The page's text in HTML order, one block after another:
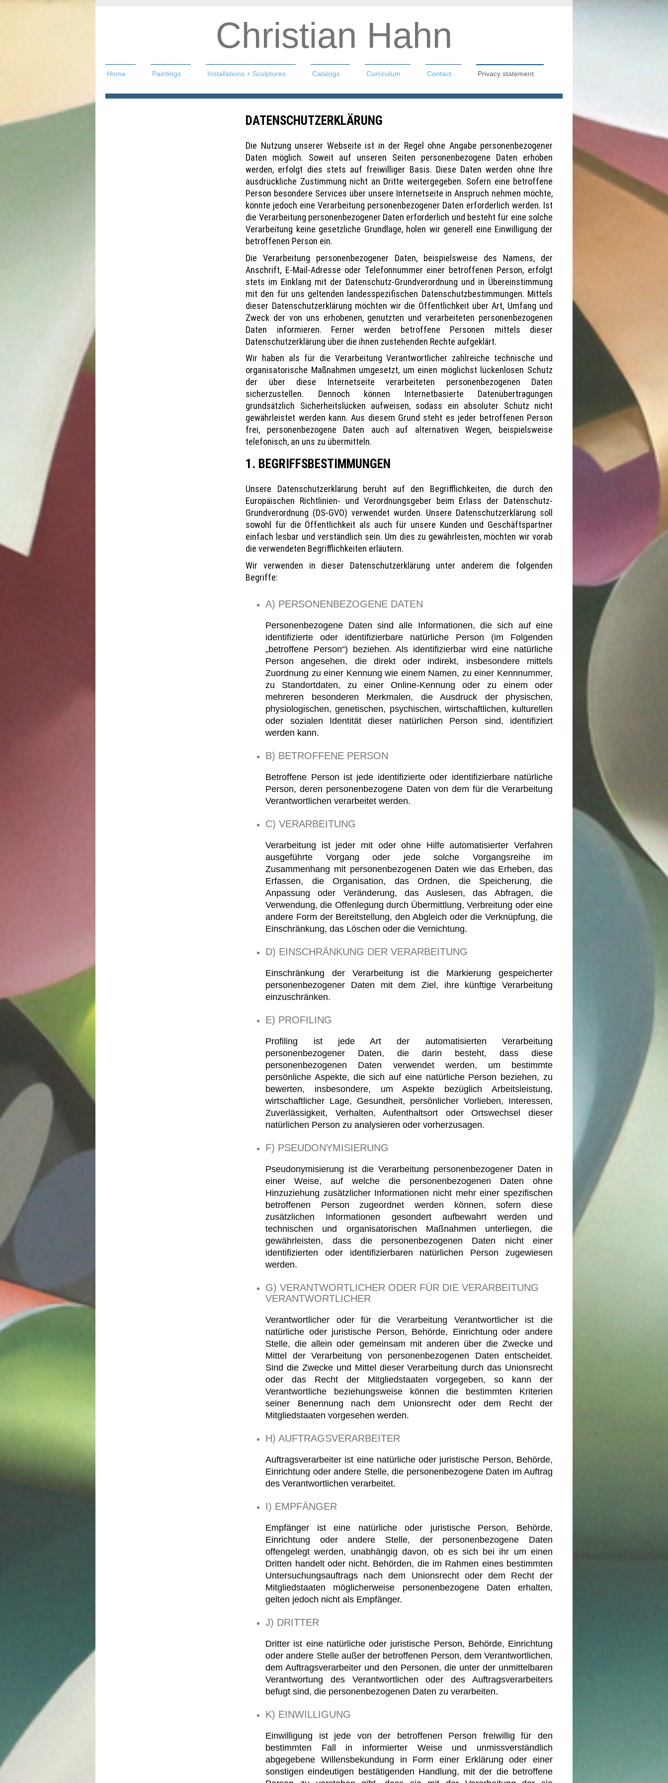
Christian Hahn
Home Paintings Installations + Sculptures Catalogs Curriculum Contact Privacy statement
DATENSCHUTZERKLÄRUNG
Die Nutzung unserer Webseite ist in der Regel ohne Angabe personenbezogener
Daten möglich. Soweit auf unseren Seiten personenbezogene Daten erhoben
werden, erfolgt dies stets auf freiwilliger Basis. Diese Daten werden ohne Ihre
ausdrückliche Zustimmung nicht an Dritte weitergegeben. Sofern eine betroffene
Person besondere Services über unsere Internetseite in Anspruch nehmen möchte,
könnte jedoch eine Verarbeitung personenbezogener Daten erforderlich werden. Ist
die Verarbeitung personenbezogener Daten erforderlich und besteht für eine solche
Verarbeitung keine gesetzliche Grundlage, holen wir generell eine Einwilligung der
betroffenen Person ein.
Die Verarbeitung personenbezogener Daten, beispielsweise des Namens, der
Anschrift, E-Mail-Adresse oder Telefonnummer einer betroffenen Person, erfolgt
stets im Einklang mit der Datenschutz-Grundverordnung und in Übereinstimmung
mit den für uns geltenden landesspezifischen Datenschutzbestimmungen. Mittels
dieser Datenschutzerklärung möchten wir die Öffentlichkeit über Art, Umfang und
Zweck der von uns erhobenen, genutzten und verarbeiteten personenbezogenen
Daten informieren. Ferner werden betroffene Personen mittels dieser
Datenschutzerklärung über die ihnen zustehenden Rechte aufgeklärt.
Wir haben als für die Verarbeitung Verantwortlicher zahlreiche technische und
organisatorische Maßnahmen umgesetzt, um einen möglichst lückenlosen Schutz
der über diese Internetseite verarbeiteten personenbezogenen Daten
sicherzustellen. Dennoch können Internetbasierte Datenübertragungen
grundsätzlich Sicherheitslücken aufweisen, sodass ein absoluter Schutz nicht
gewährleistet werden kann. Aus diesem Grund steht es jeder betroffenen Person
frei, personenbezogene Daten auch auf alternativen Wegen, beispielsweise
telefonisch, an uns zu übermitteln.
1. BEGRIFFSBESTIMMUNGEN
Unsere Datenschutzerklärung beruht auf den Begrifflichkeiten, die durch den
Europäischen Richtlinien- und Verordnungsgeber beim Erlass der Datenschutz-
Grundverordnung (DS-GVO) verwendet wurden. Unsere Datenschutzerklärung soll
sowohl für die Öffentlichkeit als auch für unsere Kunden und Geschäftspartner
einfach lesbar und verständlich sein. Um dies zu gewährleisten, möchten wir vorab
die verwendeten Begrifflichkeiten erläutern.
Wir verwenden in dieser Datenschutzerklärung unter anderem die folgenden
Begriffe:
A) PERSONENBEZOGENE DATEN
Personenbezogene Daten sind alle Informationen, die sich auf eine
identifizierte oder identifizierbare natürliche Person (im Folgenden
„betroffene Person“) beziehen. Als identifizierbar wird eine natürliche
Person angesehen, die direkt oder indirekt, insbesondere mittels
Zuordnung zu einer Kennung wie einem Namen, zu einer Kennnummer,
zu Standortdaten, zu einer Online-Kennung oder zu einem oder
mehreren besonderen Merkmalen, die Ausdruck der physischen,
physiologischen, genetischen, psychischen, wirtschaftlichen, kulturellen
oder sozialen Identität dieser natürlichen Person sind, identifiziert
werden kann.
B) BETROFFENE PERSON
Betroffene Person ist jede identifizierte oder identifizierbare natürliche
Person, deren personenbezogene Daten von dem für die Verarbeitung
Verantwortlichen verarbeitet werden.
C) VERARBEITUNG
Verarbeitung ist jeder mit oder ohne Hilfe automatisierter Verfahren
ausgeführte Vorgang oder jede solche Vorgangsreihe im
Zusammenhang mit personenbezogenen Daten wie das Erheben, das
Erfassen, die Organisation, das Ordnen, die Speicherung, die
Anpassung oder Veränderung, das Auslesen, das Abfragen, die
Verwendung, die Offenlegung durch Übermittlung, Verbreitung oder eine
andere Form der Bereitstellung, den Abgleich oder die Verknüpfung, die
Einschränkung, das Löschen oder die Vernichtung.
D) EINSCHRÄNKUNG DER VERARBEITUNG
Einschränkung der Verarbeitung ist die Markierung gespeicherter
personenbezogener Daten mit dem Ziel, ihre künftige Verarbeitung
einzuschränken.
E) PROFILING
Profiling ist jede Art der automatisierten Verarbeitung
personenbezogener Daten, die darin besteht, dass diese
personenbezogenen Daten verwendet werden, um bestimmte
persönliche Aspekte, die sich auf eine natürliche Person beziehen, zu
bewerten, insbesondere, um Aspekte bezüglich Arbeitsleistung,
wirtschaftlicher Lage, Gesundheit, persönlicher Vorlieben, Interessen,
Zuverlässigkeit, Verhalten, Aufenthaltsort oder Ortswechsel dieser
natürlichen Person zu analysieren oder vorherzusagen.
F) PSEUDONYMISIERUNG
Pseudonymisierung ist die Verarbeitung personenbezogener Daten in
einer Weise, auf welche die personenbezogenen Daten ohne
Hinzuziehung zusätzlicher Informationen nicht mehr einer spezifischen
betroffenen Person zugeordnet werden können, sofern diese
zusätzlichen Informationen gesondert aufbewahrt werden und
technischen und organisatorischen Maßnahmen unterliegen, die
gewährleisten, dass die personenbezogenen Daten nicht einer
identifizierten oder identifizierbaren natürlichen Person zugewiesen
werden.
G) VERANTWORTLICHER ODER FÜR DIE VERARBEITUNG
VERANTWORTLICHER
Verantwortlicher oder für die Verarbeitung Verantwortlicher ist die
natürliche oder juristische Person, Behörde, Einrichtung oder andere
Stelle, die allein oder gemeinsam mit anderen über die Zwecke und
Mittel der Verarbeitung von personenbezogenen Daten entscheidet.
Sind die Zwecke und Mittel dieser Verarbeitung durch das Unionsrecht
oder das Recht der Mitgliedstaaten vorgegeben, so kann der
Verantwortliche beziehungsweise können die bestimmten Kriterien
seiner Benennung nach dem Unionsrecht oder dem Recht der
Mitgliedstaaten vorgesehen werden.
H) AUFTRAGSVERARBEITER
Auftragsverarbeiter ist eine natürliche oder juristische Person, Behörde,
Einrichtung oder andere Stelle, die personenbezogene Daten im Auftrag
des Verantwortlichen verarbeitet.
I) EMPFÄNGER
Empfänger ist eine natürliche oder juristische Person, Behörde,
Einrichtung oder andere Stelle, der personenbezogene Daten
offengelegt werden, unabhängig davon, ob es sich bei ihr um einen
Dritten handelt oder nicht. Behörden, die im Rahmen eines bestimmten
Untersuchungsauftrags nach dem Unionsrecht oder dem Recht der
Mitgliedstaaten möglicherweise personenbezogene Daten erhalten,
gelten jedoch nicht als Empfänger.
J) DRITTER
Dritter ist eine natürliche oder juristische Person, Behörde, Einrichtung
oder andere Stelle außer der betroffenen Person, dem Verantwortlichen,
dem Auftragsverarbeiter und den Personen, die unter der unmittelbaren
Verantwortung des Verantwortlichen oder des Auftragsverarbeiters
befugt sind, die personenbezogenen Daten zu verarbeiten.
K) EINWILLIGUNG
Einwilligung ist jede von der betroffenen Person freiwillig für den
bestimmten Fall in informierter Weise und unmissverständlich
abgegebene Willensbekundung in Form einer Erklärung oder einer
sonstigen eindeutigen bestätigenden Handlung, mit der die betroffene